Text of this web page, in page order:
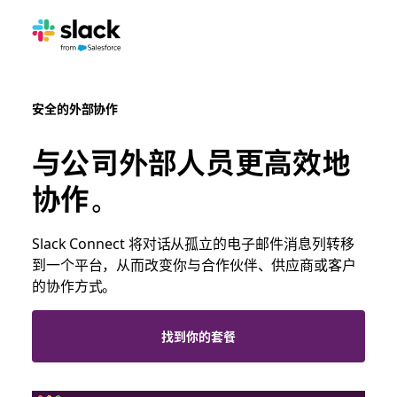
安全的外部协作
与公司外部人员更高效地
协作。
Slack Connect 将对话从孤立的电子邮件消息列转移
到一个平台，从而改变你与合作伙伴、供应商或客户
的协作方式。
找到你的套餐